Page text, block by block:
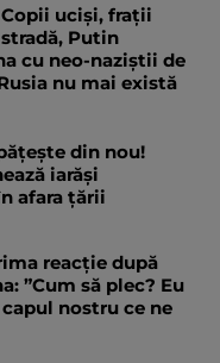
uciși, frații
Putin
cu neo-naziștii de
nu mai există
din nou!
iarăși
afara țării
reacție după
”Cum să plec? Eu
nostru ce ne